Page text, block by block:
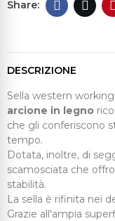
DESCRIZIONE
Sella western
arcione in legno
che gli conferiscono
tempo.
Dotata, inoltre, di
scamosciata che
stabilità.
La sella è rifinita nei
Grazie all'ampia